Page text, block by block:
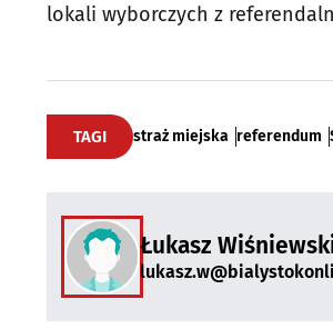
lokali wyborczych z
TAGI straż miejska referendum
Łukasz